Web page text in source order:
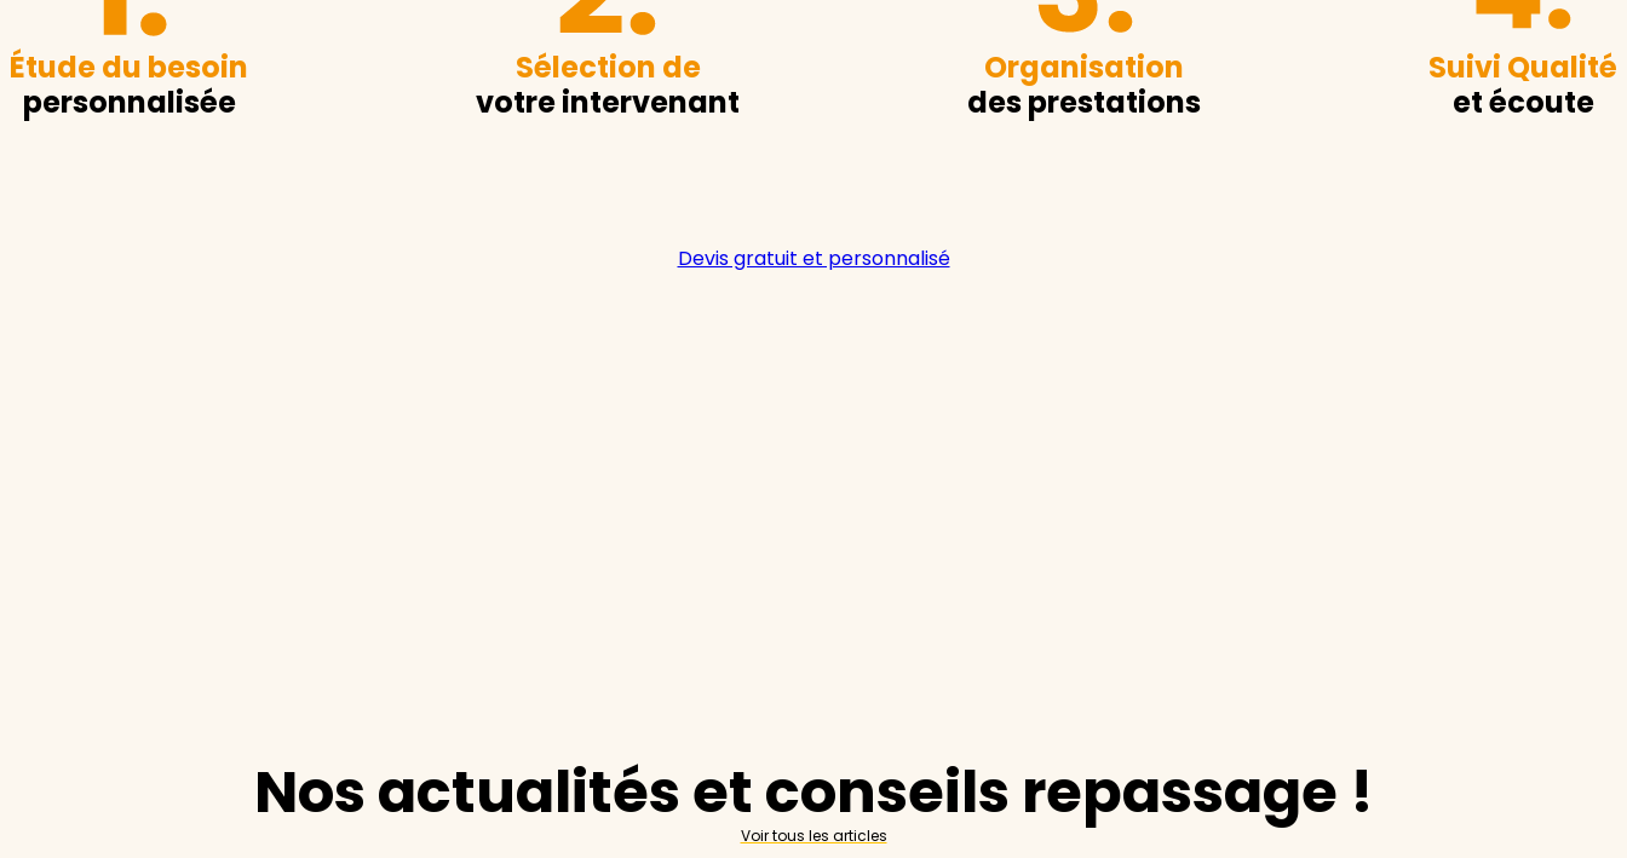
Étude du besoin
personnalisée
Sélection de
votre intervenant
Organisation
des prestations
Suivi Qualité
et écoute
Devis gratuit et personnalisé
Nos actualités et conseils repassage !
Voir tous les articles